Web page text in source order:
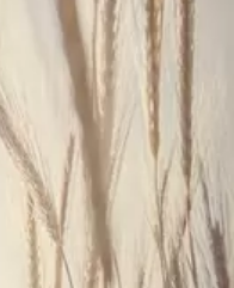
in combinatie met
re-integratie
als zelfstandige
& jobhunting
brochure 2026
hand-out